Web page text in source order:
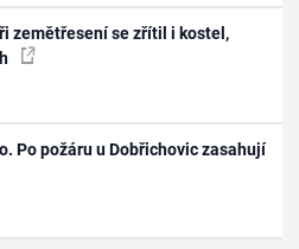
zemětřesení se zřítil i kostel,
Po požáru u Dobřichovic zasahují